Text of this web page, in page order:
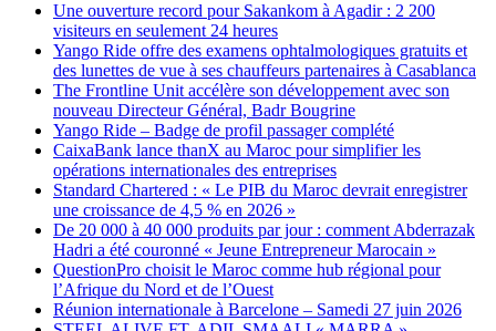
Une ouverture record pour Sakankom à Agadir : 2 200
visiteurs en seulement 24 heures
Yango Ride offre des examens ophtalmologiques gratuits et
des lunettes de vue à ses chauffeurs partenaires à Casablanca
The Frontline Unit accélère son développement avec son
nouveau Directeur Général, Badr Bougrine
Yango Ride – Badge de profil passager complété
CaixaBank lance thanX au Maroc pour simplifier les
opérations internationales des entreprises
Standard Chartered : « Le PIB du Maroc devrait enregistrer
une croissance de 4,5 % en 2026 »
De 20 000 à 40 000 produits par jour : comment Abderrazak
Hadri a été couronné « Jeune Entrepreneur Marocain »
QuestionPro choisit le Maroc comme hub régional pour
l’Afrique du Nord et de l’Ouest
Réunion internationale à Barcelone – Samedi 27 juin 2026